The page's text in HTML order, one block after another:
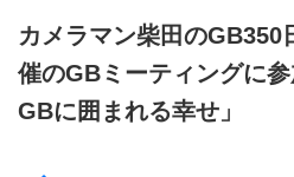
カメラマン柴田のGB350
催のGBミーティングに
GBに囲まれる幸せ」